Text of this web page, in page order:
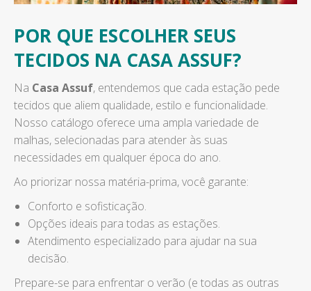
POR QUE ESCOLHER SEUS
TECIDOS NA CASA ASSUF?
Na Casa Assuf, entendemos que cada estação pede
tecidos que aliem qualidade, estilo e funcionalidade.
Nosso catálogo oferece uma ampla variedade de
malhas, selecionadas para atender às suas
necessidades em qualquer época do ano.
Ao priorizar nossa matéria-prima, você garante:
Conforto e sofisticação.
Opções ideais para todas as estações.
Atendimento especializado para ajudar na sua
decisão.
Prepare-se para enfrentar o verão (e todas as outras